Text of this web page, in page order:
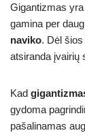
Gigantizmas yra
gamina per daug
naviko. Dėl
atsiranda įvairių
Kad
gydoma
pašalinamas